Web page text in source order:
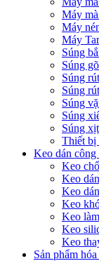
Máy
Máy
Máy
Súng
Súng
Súng
Súng
Súng
Súng
Súng
Thiết bị
Keo dán công
Keo
Keo
Keo
Keo
Keo
Keo
Keo
Sản phẩm